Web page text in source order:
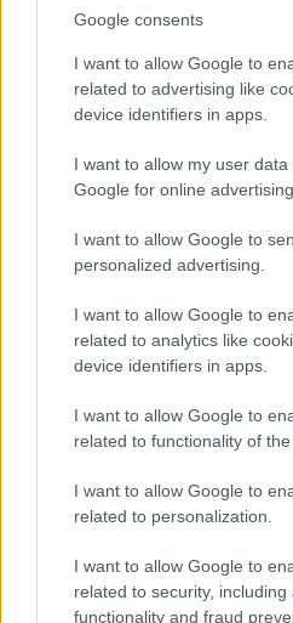
Google consents
I want to allow Google to
related to advertising like
device identifiers in apps.
I want to allow my user
Google for online
I want to allow Google to
personalized advertising.
I want to allow Google to
related to analytics like
device identifiers in apps.
I want to allow Google to
related to functionality of
I want to allow Google to
related to personalization.
I want to allow Google to
related to security, including
functionality and fraud
Sostenibilità in provincia di
innovazioni per un futuro
SOSTENIBILITÀ